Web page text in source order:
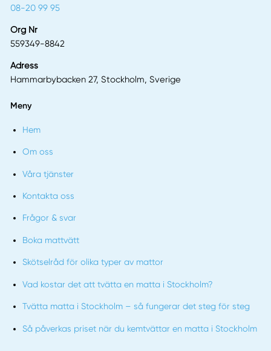
08-20 99 95
Org Nr
559349-8842
Adress
Hammarbybacken 27, Stockholm, Sverige
Meny
Hem
Om oss
Våra tjänster
Kontakta oss
Frågor & svar
Boka mattvätt
Skötselråd för olika typer av mattor
Vad kostar det att tvätta en matta i Stockholm?
Tvätta matta i Stockholm – så fungerar det steg för steg
Så påverkas priset när du kemtvättar en matta i Stockholm